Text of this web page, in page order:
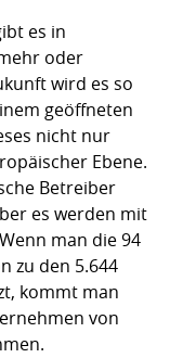
es in
oder
wird es so
geöffneten
nicht nur
Ebene.
Betreiber
es werden mit
man die 94
zu den 5.644
kommt man
von